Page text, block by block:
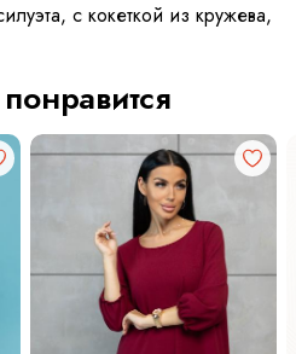
с кокеткой из кружева,